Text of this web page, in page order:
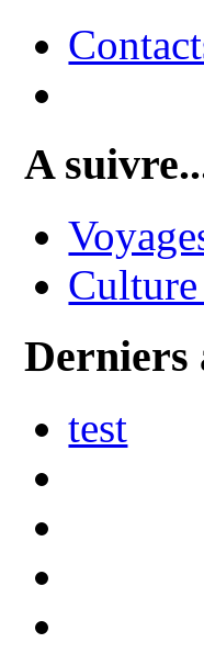
A
Culture
Derniers
test